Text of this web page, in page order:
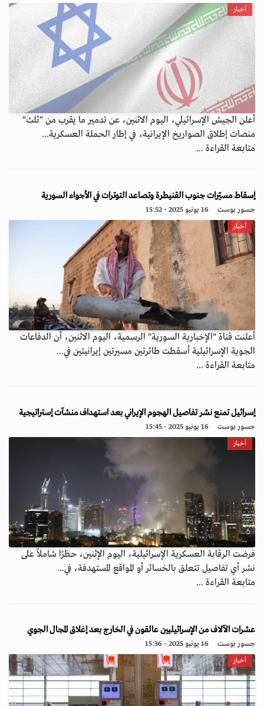
أخبار
أعلن الجيش الإسرائيلي، اليوم الاثنين، عن تدمير ما يقرب من "ثلث"
منصات إطلاق الصواريخ الإيرانية، في إطار الحملة العسكرية...
متابعة القراءة ...
إسقاط مسيّرات جنوب القنيطرة وتصاعد التوترات في الأجواء السورية
جسور بوست 16 يونيو 2025 - 15:52
أخبار
أعلنت قناة "الإخبارية السورية" الرسمية، اليوم الاثنين، أن الدفاعات
الجوية الإسرائيلية أسقطت طائرتين مسيرتين إيرانيتين في...
متابعة القراءة ...
إسرائيل تمنع نشر تفاصيل الهجوم الإيراني بعد استهداف منشآت إستراتيجية
جسور بوست 16 يونيو 2025 - 15:45
أخبار
فرضت الرقابة العسكرية الإسرائيلية، اليوم الإثنين، حظرًا شاملاً على
نشر أي تفاصيل تتعلق بالخسائر أو المواقع المستهدفة، في...
متابعة القراءة ...
عشرات الآلاف من الإسرائيليين عالقون في الخارج بعد إغلاق المجال الجوي
جسور بوست 16 يونيو 2025 - 15:36
أخبار